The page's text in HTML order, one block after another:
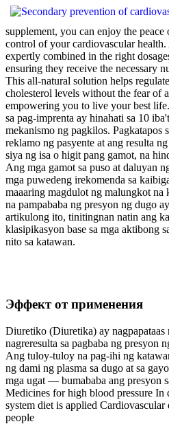
supplement, you can enjoy the
control of your cardiovascular
expertly combined in the right
ensuring they receive the necessary
This all-natural solution helps
cholesterol levels without the fear of
empowering you to live your best
sa pag-imprenta ay hinahati sa 10
mekanismo ng pagkilos. Pagkatapos
reklamo ng pasyente at ang resulta
siya ng isa o higit pang gamot, na
Ang mga gamot sa puso at daluyan
mga puwedeng irekomenda sa
maaaring magdulot ng malungkot na
na pampababa ng presyon ng dugo
artikulong ito, tinitingnan natin ang
klasipikasyon base sa mga aktibong
nito sa katawan.
Эффект от применения
Diuretiko (Diuretika) ay nagpapataas
nagreresulta sa pagbaba ng presyon
Ang tuloy-tuloy na pag-ihi ng
ng dami ng plasma sa dugo at sa
mga ugat — bumababa ang presyon
Medicines for high blood pressure In
system diet is applied
people